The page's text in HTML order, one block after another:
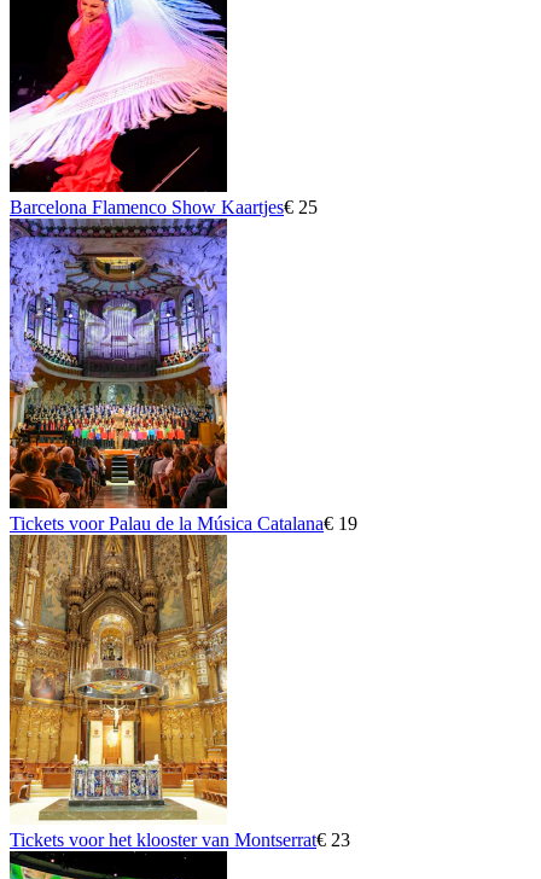
Barcelona Flamenco Show Kaartjes€ 25
Tickets voor Palau de la Música Catalana€ 19
Tickets voor het klooster van Montserrat€ 23